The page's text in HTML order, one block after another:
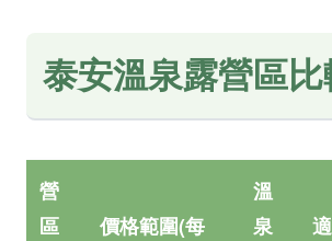
泰安溫泉露營區比
營
區
價格範圍(每
溫
泉